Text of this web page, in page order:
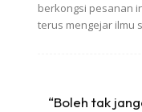
berkongsi pesanan
terus mengejar ilmu
“Boleh tak